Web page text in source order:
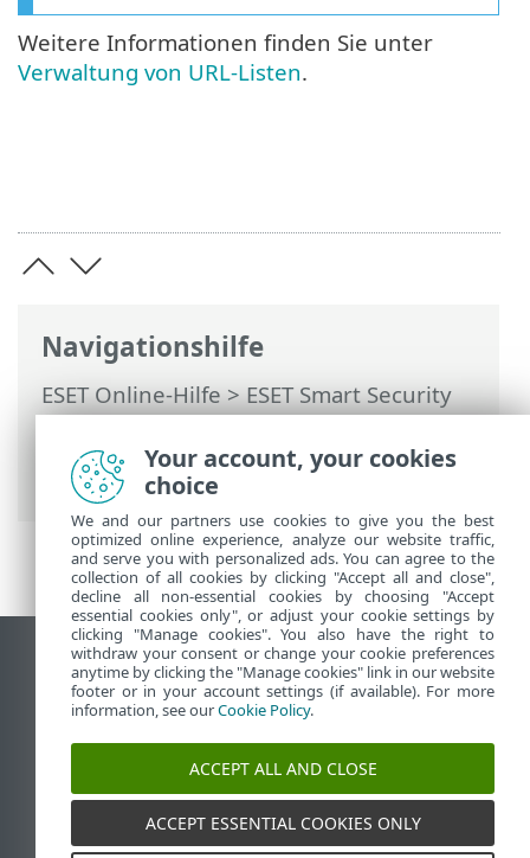
Navigationshilfe
ESET Online-Hilfe>ESET Smart Security
Premium>Erweiterte Einstellungen>
Schutzfunktionen>Web-Schutz>
Verwaltung von URL-Listen
Weitere Informationen finden Sie unter
Verwaltung von URL-Listen.
Desktop-Site anzeigen
End of Life
ESET Knowledgebase
ESET-Forum
ESET Status Portal
Regionaler Support
Your account, your cookies
choice
We and our partners use cookies to give you the best
optimized online experience, analyze our website traffic,
and serve you with personalized ads. You can agree to the
collection of all cookies by clicking "Accept all and close",
decline all non-essential cookies by choosing "Accept
essential cookies only", or adjust your cookie settings by
clicking "Manage cookies". You also have the right to
withdraw your consent or change your cookie preferences
anytime by clicking the "Manage cookies" link in our website
footer or in your account settings (if available). For more
information, see ourCookie Policy.
ACCEPT ALL AND CLOSE
ACCEPT ESSENTIAL COOKIES ONLY